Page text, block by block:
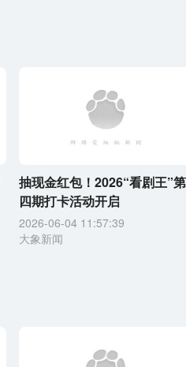
抽现金红包！2026“看剧王”第
四期打卡活动开启
2026-06-04 11:57:39
大象新闻